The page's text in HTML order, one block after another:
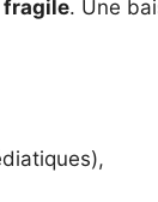
fragile. Une